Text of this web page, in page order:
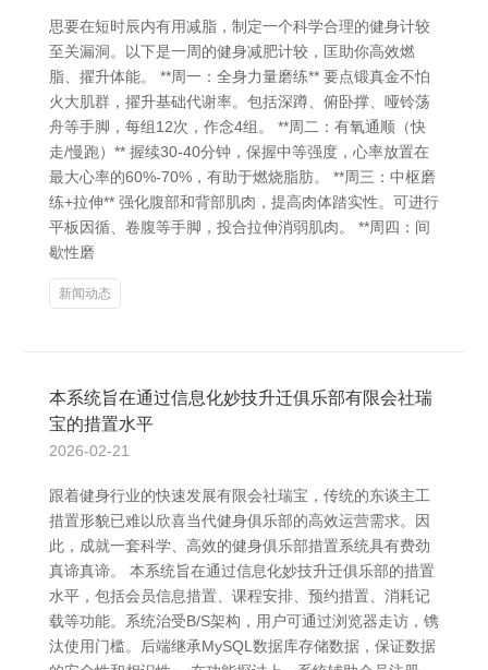
思要在短时辰内有用减脂，制定一个科学合理的健身计较
至关漏洞。以下是一周的健身减肥计较，匡助你高效燃
脂、擢升体能。 **周一：全身力量磨练** 要点锻真金不怕
火大肌群，擢升基础代谢率。包括深蹲、俯卧撑、哑铃荡
舟等手脚，每组12次，作念4组。 **周二：有氧通顺（快
走/慢跑）** 握续30-40分钟，保握中等强度，心率放置在
最大心率的60%-70%，有助于燃烧脂肪。 **周三：中枢磨
练+拉伸** 强化腹部和背部肌肉，提高肉体踏实性。可进行
平板因循、卷腹等手脚，投合拉伸消弱肌肉。 **周四：间
歇性磨
新闻动态
本系统旨在通过信息化妙技升迁俱乐部有限会社瑞
宝的措置水平
2026-02-21
跟着健身行业的快速发展有限会社瑞宝，传统的东谈主工
措置形貌已难以欣喜当代健身俱乐部的高效运营需求。因
此，成就一套科学、高效的健身俱乐部措置系统具有费劲
真谛真谛。 本系统旨在通过信息化妙技升迁俱乐部的措置
水平，包括会员信息措置、课程安排、预约措置、消耗记
载等功能。系统治受B/S架构，用户可通过浏览器走访，镌
汰使用门槛。后端继承MySQL数据库存储数据，保证数据